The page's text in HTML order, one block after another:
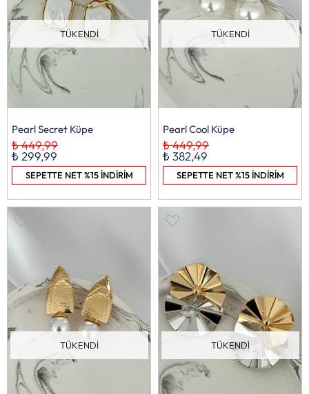
TÜKENDI
Pearl Secret Küpe
₺ 299,99
₺ 449,99
SEPETTE NET %15 İNDİRİM
TÜKENDI
Pearl Cool Küpe
₺ 382,49
₺ 449,99
SEPETTE NET %15 İNDİRİM
TÜKENDI TÜKENDI